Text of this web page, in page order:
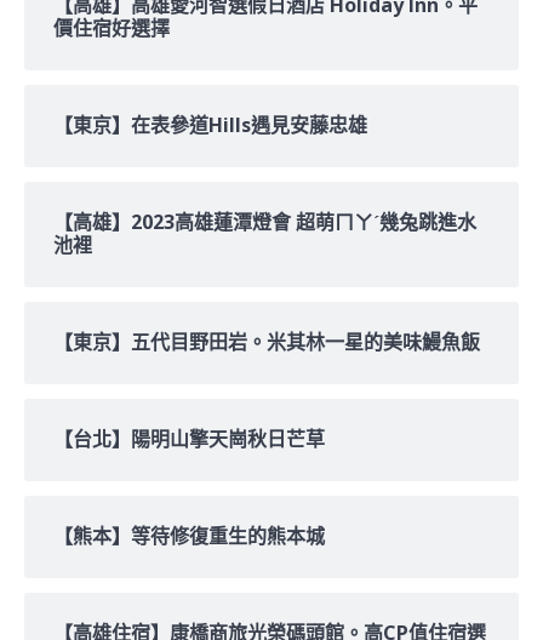
價住宿好選擇
【東京】在表參道Hills遇見安藤忠雄
【高雄】2023高雄蓮潭燈會 超萌ㄇㄚˊ幾兔跳進水
池裡
【東京】五代目野田岩。米其林一星的美味鰻魚飯
【台北】陽明山擎天崗秋日芒草
【熊本】等待修復重生的熊本城
【高雄住宿】康橋商旅光榮碼頭館。高CP值住宿選